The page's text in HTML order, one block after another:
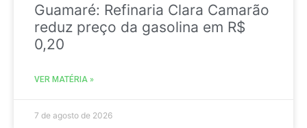
Guamaré: Refinaria Clara Camarão
reduz preço da gasolina em R$
0,20
VER MATÉRIA »
7 de agosto de 2026